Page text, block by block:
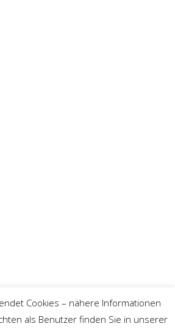
Cookies – nähere Informationen
als Benutzer finden Sie in unserer